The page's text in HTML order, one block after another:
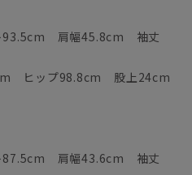
93.5cm 肩幅45.8cm 袖丈
ヒップ98.8cm 股上24cm
87.5cm 肩幅43.6cm 袖丈